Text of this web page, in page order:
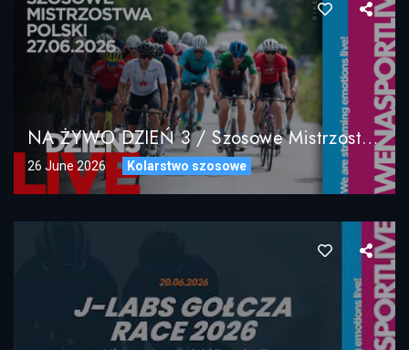
NA ŻYWO DZIEŃ 3 / Szosowe Mistrzostwa Polski 27.06.2026 / LIVE DAY3
26 June 2026 Kolarstwo szosowe